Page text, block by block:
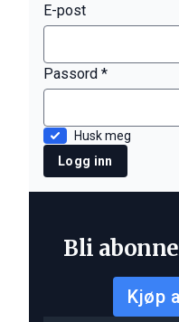
E-post
Passord *
Husk meg
Logg inn
Bli
Kjøp